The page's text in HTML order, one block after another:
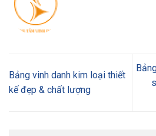
Bảng vinh danh kim loại thiết
kế đẹp & chất lượng